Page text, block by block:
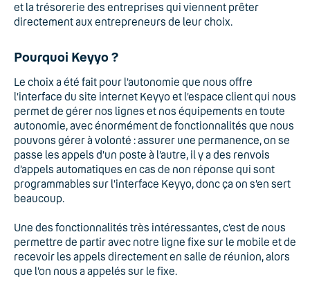
et la trésorerie des entreprises qui viennent prêter
directement aux entrepreneurs de leur choix.
Pourquoi Keyyo ?
Le choix a été fait pour l’autonomie que nous offre
l’interface du site internet Keyyo et l’espace client qui nous
permet de gérer nos lignes et nos équipements en toute
autonomie, avec énormément de fonctionnalités que nous
pouvons gérer à volonté : assurer une permanence, on se
passe les appels d’un poste à l’autre, il y a des renvois
d’appels automatiques en cas de non réponse qui sont
programmables sur l’interface Keyyo, donc ça on s’en sert
beaucoup.
Une des fonctionnalités très intéressantes, c’est de nous
permettre de partir avec notre ligne fixe sur le mobile et de
recevoir les appels directement en salle de réunion, alors
que l’on nous a appelés sur le fixe.